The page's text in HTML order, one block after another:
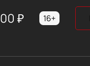
₽ 16+